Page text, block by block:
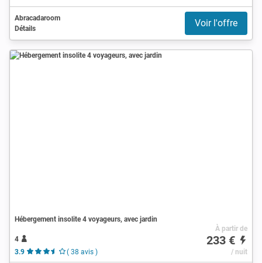
Abracadaroom
Détails
Voir l'offre
Hébergement insolite 4 voyageurs, avec jardin
4
3.9
( 38 avis )
À partir de
233 €
/ nuit